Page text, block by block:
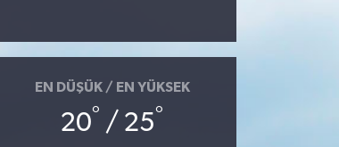
EN DÜŞÜK / EN YÜKSEK
20° / 25°